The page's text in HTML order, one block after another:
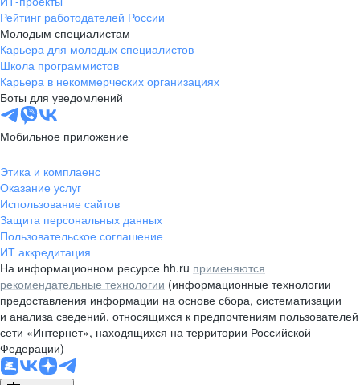
с рабочими местами. Парк рядом с
БЦ.
Рейтинг работодателей России
Молодым специалистам
Карьера для молодых специалистов
Школа программистов
Карьера в некоммерческих организациях
Боты для уведомлений
Мобильное приложение
Этика и комплаенс
Оказание услуг
Использование сайтов
Защита персональных данных
Пользовательское соглашение
ИТ аккредитация
На информационном ресурсе hh.ru применяются
рекомендательные технологии (информационные технологии
предоставления информации на основе сбора, систематизации
и анализа сведений, относящихся к предпочтениям пользователей
сети «Интернет», находящихся на территории Российской
Федерации)